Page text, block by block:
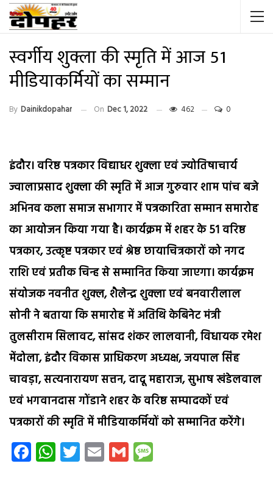
स्वर्गीय शुक्ला की स्मृति में आज 51
मीडियाकर्मियों का सम्मान
By Dainikdopahar On Dec 1, 2022 462 0
इंदौर। वरिष्ठ पत्रकार विद्याधर शुक्ला एवं ज्योतिषाचार्य
ज्वालाप्रसाद शुक्ला की स्मृति में आज गुरुवार शाम पांच बजे
अभिनव कला समाज सभागार में पत्रकारिता सम्मान समारोह
का आयोजन किया गया है। कार्यक्रम में शहर के 51 वरिष्ठ
पत्रकार, उत्कृष्ट पत्रकार एवं श्रेष्ठ छायाचित्रकारों को नगद
राशि एवं प्रतीक चिन्ह से सम्मानित किया जाएगा। कार्यक्रम
संयोजक नवनीत शुक्ल, शैलेन्द्र शुक्ला एवं बनवारीलाल
सोनी ने बताया कि समारोह में अतिथि केबिनेट मंत्री
तुलसीराम सिलावट, सांसद शंकर लालवानी, विधायक रमेश
मेंदोला, इंदौर विकास प्राधिकरण अध्यक्ष, जयपाल सिंह
चावड़ा, सत्यनारायण सत्तन, दादू महाराज, सुभाष खंडेलवाल
एवं भगवानदास गोंडाने शहर के वरिष्ठ सम्पादकों एवं
पत्रकारों की स्मृति में मीडियाकर्मियों को सम्मानित करेंगे।
Facebook
WhatsApp
Twitter
EmailGmail